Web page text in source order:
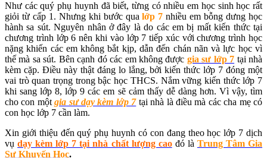
Như các quý phụ huynh đã biết, từng có nhiều em học sinh học rất
giỏi từ cấp 1. Nhưng khi bước qualớp 7 nhiều em bỗng dưng học
hành sa sút. Nguyên nhân ở đây là do các em bị mất kiến thức tại
chương trình lớp 6 nên khi vào lớp 7 tiếp xúc với chương trình học
nặng khiến các em không bắt kịp, dẫn đến chán nãn và lực học vì
thế mà sa sút. Bên cạnh đó các em không được gia sư lớp 7 tại nhà
kèm cặp. Điều này thật đáng lo lắng, bởi kiến thức lớp 7 đóng một
vai trò quan trọng trong bậc học THCS. Nắm vững kiến thức lớp 7
khi sang lớp 8, lớp 9 các em sẽ cảm thấy dễ dàng hơn. Vì vậy, tìm
cho con mộtgia sư dạy kèm lớp 7tại nhà là điều mà các cha mẹ có
con học lớp 7 cần làm.
Xin giới thiệu đến quý phụ huynh có con đang theo học lớp 7 dịch
vụdạy kèm lớp 7 tại nhà chất lượng caođó là Trung Tâm Gia
Sư Khuyến Học.